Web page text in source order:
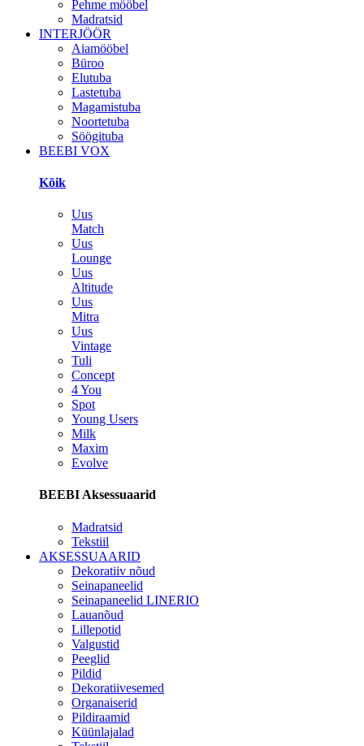
Pehme mööbel
Madratsid
INTERJÖÖR
Aiamööbel
Büroo
Elutuba
Lastetuba
Magamistuba
Noortetuba
Söögituba
BEEBI VOX
Kõik
Uus
Match
Uus
Lounge
Uus
Altitude
Uus
Mitra
Uus
Vintage
Tuli
Concept
4 You
Spot
Young Users
Milk
Maxim
Evolve
BEEBI Aksessuaarid
Madratsid
Tekstiil
AKSESSUAARID
Dekoratiiv nõud
Seinapaneelid
Seinapaneelid LINERIO
Lauanõud
Lillepotid
Valgustid
Peeglid
Pildid
Dekoratiivesemed
Organaiserid
Pildiraamid
Küünlajalad